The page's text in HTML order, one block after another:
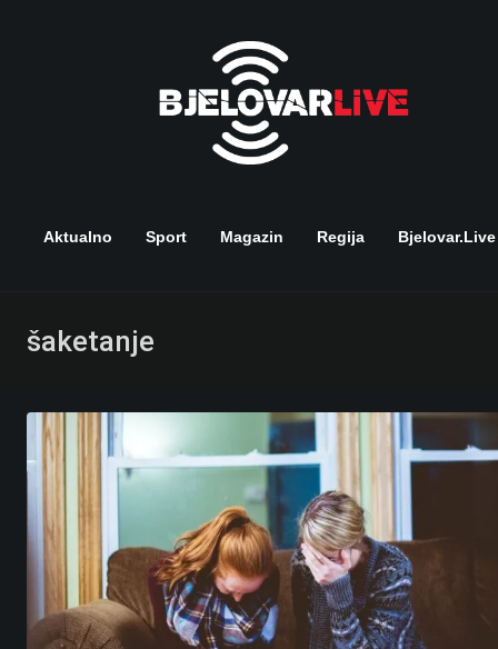
Aktualno Sport Magazin Regija Bjelovar.live
šaketanje